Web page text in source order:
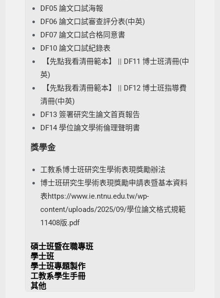
DF05 論文口試海報
DF06 論文口試審查評分表(中英)
DF07 論文口試合格同意書
DF10 論文口試紀錄表
【先點我看清冊範本】
|| DF11 博士班清冊(中
英)
【先點我看清冊範本】
|| DF12 博士班指導費
清冊(中英)
DF13 簽署研究生論文首頁報告
DF14 學位論文學術倫理聲明書
獎學金
工教系博士班研究生學術表現獎勵辦法
博士班研究生學術表現獎勵申請表暨基本資料
表https://www.ie.ntnu.edu.tw/wp-
content/uploads/2025/09/學位論文格式規範
11408版.pdf
碩士班暨在職專班
學士班
學士班專題製作
工教系學生手冊
其他